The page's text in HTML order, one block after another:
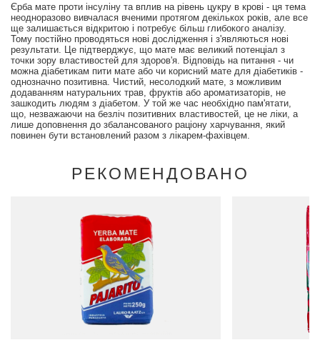
Єрба мате проти інсуліну та вплив на рівень цукру в крові - ця тема
неодноразово вивчалася вченими протягом декількох років, але все
ще залишається відкритою і потребує більш глибокого аналізу.
Тому постійно проводяться нові дослідження і з'являються нові
результати. Це підтверджує, що мате має великий потенціал з
точки зору властивостей для здоров'я. Відповідь на питання - чи
можна діабетикам пити мате або чи корисний мате для діабетиків -
однозначно позитивна. Чистий, несолодкий мате, з можливим
додаванням натуральних трав, фруктів або ароматизаторів, не
зашкодить людям з діабетом. У той же час необхідно пам'ятати,
що, незважаючи на безліч позитивних властивостей, це не ліки, а
лише доповнення до збалансованого раціону харчування, який
повинен бути встановлений разом з лікарем-фахівцем.
РЕКОМЕНДОВАНО